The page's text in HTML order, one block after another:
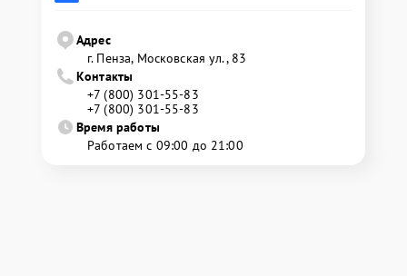
Адрес
г. Пенза, Московская ул., 83
Контакты
+7 (800) 301-55-83
+7 (800) 301-55-83
Время работы
Работаем с 09:00 до 21:00